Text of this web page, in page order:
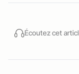
Écoutez cet